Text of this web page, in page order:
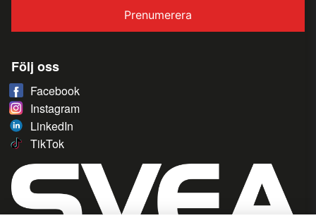
Prenumerera
Följ oss
Facebook
Instagram
LinkedIn
TikTok